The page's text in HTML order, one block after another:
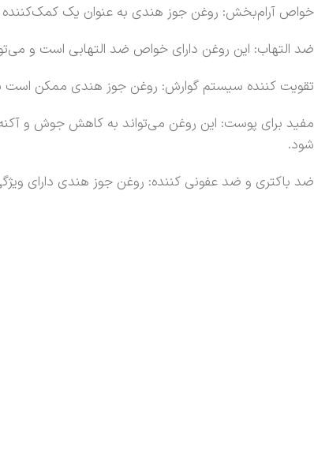
خواص آرام‌بخش: روغن جوز هندی به عنوان یک کمک‌کننده
ضد التهاب: این روغن دارای خواص ضد التهابی است و
تقویت کننده سیستم گوارش: روغن جوز هندی ممکن
مفید برای پوست: این روغن می‌تواند به کاهش جوش و آکنه
شود.
ضد باکتری و ضد عفونی کننده: روغن جوز هندی دارای